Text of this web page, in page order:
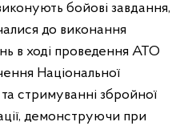
бойові завдання,
до виконання
в ході проведення АТО
Національної
стримуванні збройної
демонструючи при